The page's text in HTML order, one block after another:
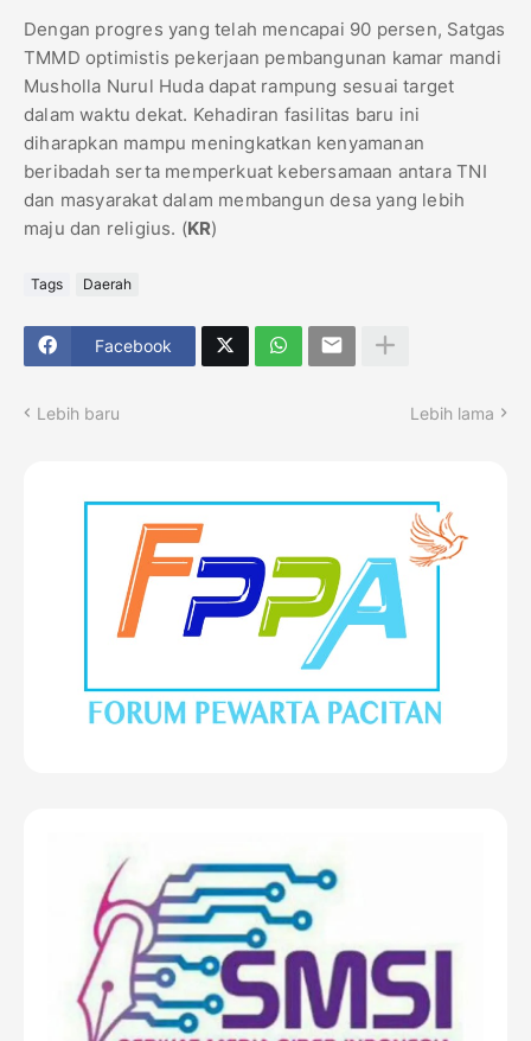
Dengan progres yang telah mencapai 90 persen, Satgas
TMMD optimistis pekerjaan pembangunan kamar mandi
Musholla Nurul Huda dapat rampung sesuai target
dalam waktu dekat. Kehadiran fasilitas baru ini
diharapkan mampu meningkatkan kenyamanan
beribadah serta memperkuat kebersamaan antara TNI
dan masyarakat dalam membangun desa yang lebih
maju dan religius. (KR)
Tags Daerah
Facebook
Lebih baru Lebih lama